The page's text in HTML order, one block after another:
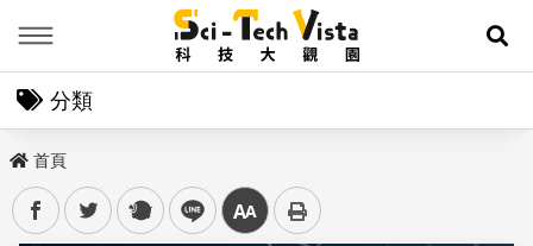
展
分類
首頁
facebooktwitter plurk line 中